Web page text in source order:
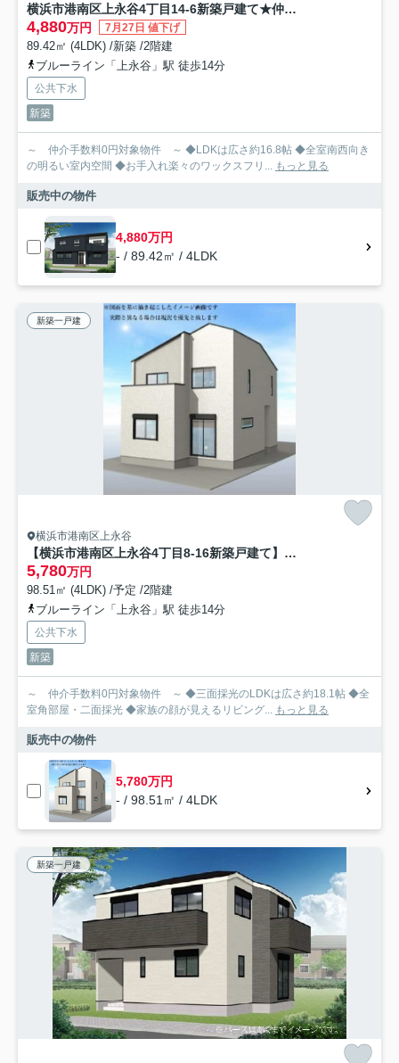
横浜市港南区上永谷4丁目14-6新築戸建て★仲介手数料無料★
4,880万円 7月27日 値下げ
89.42㎡ (4LDK) /新築 /2階建
ブルーライン「上永谷」駅 徒歩14分
公共下水
新築
～ 仲介手数料0円対象物件 ～ ◆LDKは広さ約16.8帖 ◆全室南西向き
の明るい室内空間 ◆お手入れ楽々のワックスフリ... もっと見る
販売中の物件
4,880万円
- / 89.42㎡ / 4LDK
新築一戸建
横浜市港南区上永谷
【横浜市港南区上永谷4丁目8-16新築戸建て】★仲介手数料無料★（永野小学校・上永谷中学校）
5,780万円
98.51㎡ (4LDK) /予定 /2階建
ブルーライン「上永谷」駅 徒歩14分
公共下水
新築
～ 仲介手数料0円対象物件 ～ ◆三面採光のLDKは広さ約18.1帖 ◆全
室角部屋・二面採光 ◆家族の顔が見えるリビング... もっと見る
販売中の物件
5,780万円
- / 98.51㎡ / 4LDK
新築一戸建